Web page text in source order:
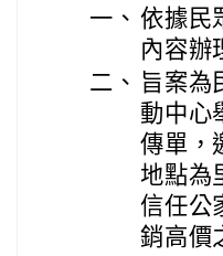
一、 依據民
內容辦
二、 旨案為
動中心
傳單，
地點為
信任公
銷高價